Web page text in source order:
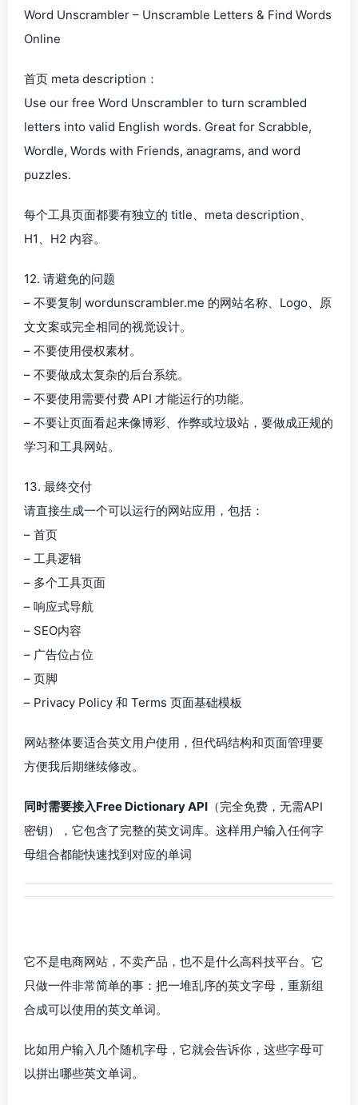
Word Unscrambler – Unscramble Letters & Find Words
Online
首页 meta description：
Use our free Word Unscrambler to turn scrambled
letters into valid English words. Great for Scrabble,
Wordle, Words with Friends, anagrams, and word
puzzles.
每个工具页面都要有独立的 title、meta description、
H1、H2 内容。
12. 请避免的问题
– 不要复制 wordunscrambler.me 的网站名称、Logo、原
文文案或完全相同的视觉设计。
– 不要使用侵权素材。
– 不要做成太复杂的后台系统。
– 不要使用需要付费 API 才能运行的功能。
– 不要让页面看起来像博彩、作弊或垃圾站，要做成正规的
学习和工具网站。
13. 最终交付
请直接生成一个可以运行的网站应用，包括：
– 首页
– 工具逻辑
– 多个工具页面
– 响应式导航
– SEO内容
– 广告位占位
– 页脚
– Privacy Policy 和 Terms 页面基础模板
网站整体要适合英文用户使用，但代码结构和页面管理要
方便我后期继续修改。
同时需要接入Free Dictionary API （完全免费，无需API
密钥），它包含了完整的英文词库。这样用户输入任何字
母组合都能快速找到对应的单词
它不是电商网站，不卖产品，也不是什么高科技平台。它
只做一件非常简单的事：把一堆乱序的英文字母，重新组
合成可以使用的英文单词。
比如用户输入几个随机字母，它就会告诉你，这些字母可
以拼出哪些英文单词。